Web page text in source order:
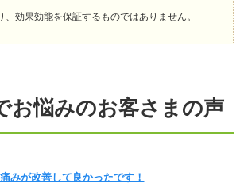
効果効能を保証するものではありません。
お悩みのお客さまの声
みが改善して良かったです！